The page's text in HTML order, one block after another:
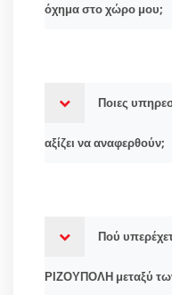
όχημα στο χώρο μου;
Ποιες
αξίζει να αναφερθούν;
Πού
ΡΙΖΟΥΠΟΛΗ μεταξύ